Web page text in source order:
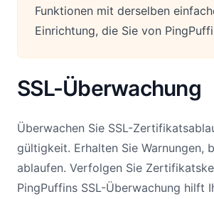
Funktionen mit derselben
Einrichtung, die Sie von
SSL-Überwachung
Überwachen Sie SSL-
gültigkeit. Erhalten Sie Warnungen,
ablaufen. Verfolgen Sie
PingPuffins SSL-Überwachung hilft